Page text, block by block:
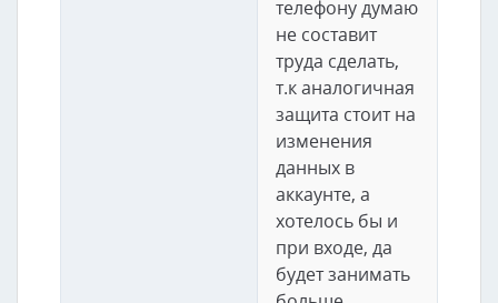
телефону думаю
не составит
труда сделать,
т.к аналогичная
защита стоит на
изменения
данных в
аккаунте, а
хотелось бы и
при входе, да
будет занимать